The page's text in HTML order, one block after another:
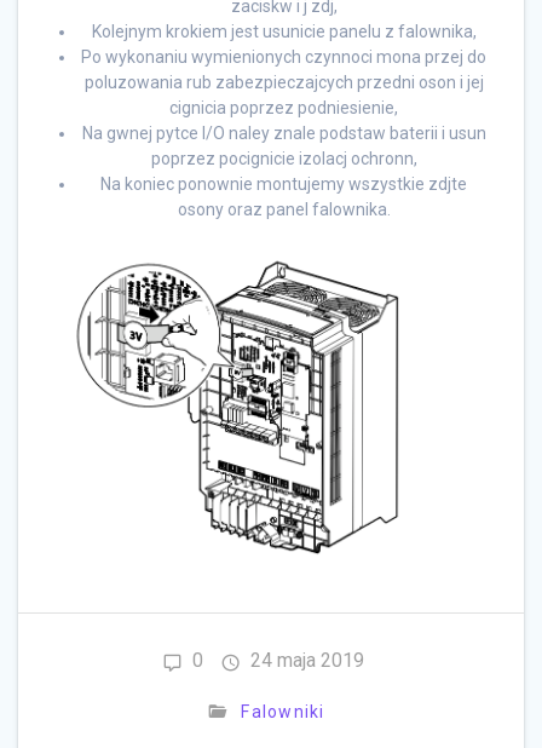
zaciskw i j zdj,
Kolejnym krokiem jest usunicie panelu z falownika,
Po wykonaniu wymienionych czynnoci mona przej do
poluzowania rub zabezpieczajcych przedni oson i jej
cignicia poprzez podniesienie,
Na gwnej pytce I/O naley znale podstaw baterii i usun
poprzez pocignicie izolacj ochronn,
Na koniec ponownie montujemy wszystkie zdjte
osony oraz panel falownika.
0 24 maja 2019
Falowniki